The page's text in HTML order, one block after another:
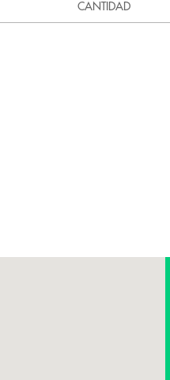
CANTIDAD